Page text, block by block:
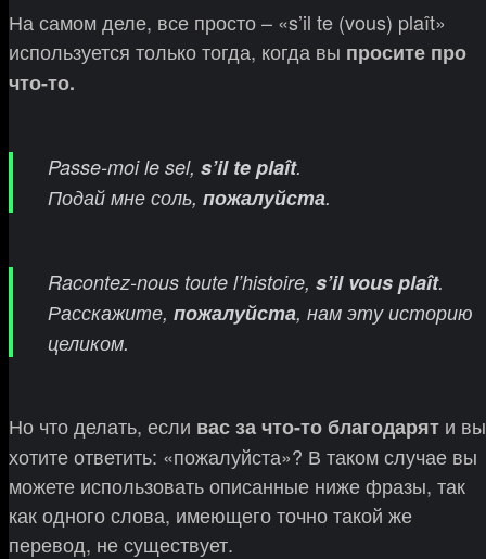
На самом деле, все просто – «s’il te (vous) plaît»
используется только тогда, когда вы просите про
что-то.
Passe-moi le sel, s’il te plaît.
Подай мне соль, пожалуйста.
Racontez-nous toute l’histoire, s’il vous plaît.
Расскажите, пожалуйста, нам эту историю
целиком.
Но что делать, если вас за что-то благодарят и вы
хотите ответить: «пожалуйста»? В таком случае вы
можете использовать описанные ниже фразы, так
как одного слова, имеющего точно такой же
перевод, не существует.